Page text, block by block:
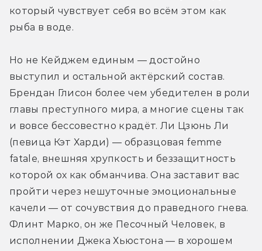
который чувствует себя во всём этом как
рыба в воде.
Но не Кейджем единым — достойно
выступил и остальной актёрский состав.
Брендан Глисон более чем убедителен в роли
главы преступного мира, а многие сцены так
и вовсе бессовестно крадёт. Ли Цзюнь Ли
(певица Кэт Харди) — образцовая femme
fatale, внешняя хрупкость и беззащитность
которой ох как обманчива. Она заставит вас
пройти через нешуточные эмоциональные
качели — от сочувствия до праведного гнева.
Флинт Марко, он же Песочный Человек, в
исполнении Джека Хьюстона — в хорошем